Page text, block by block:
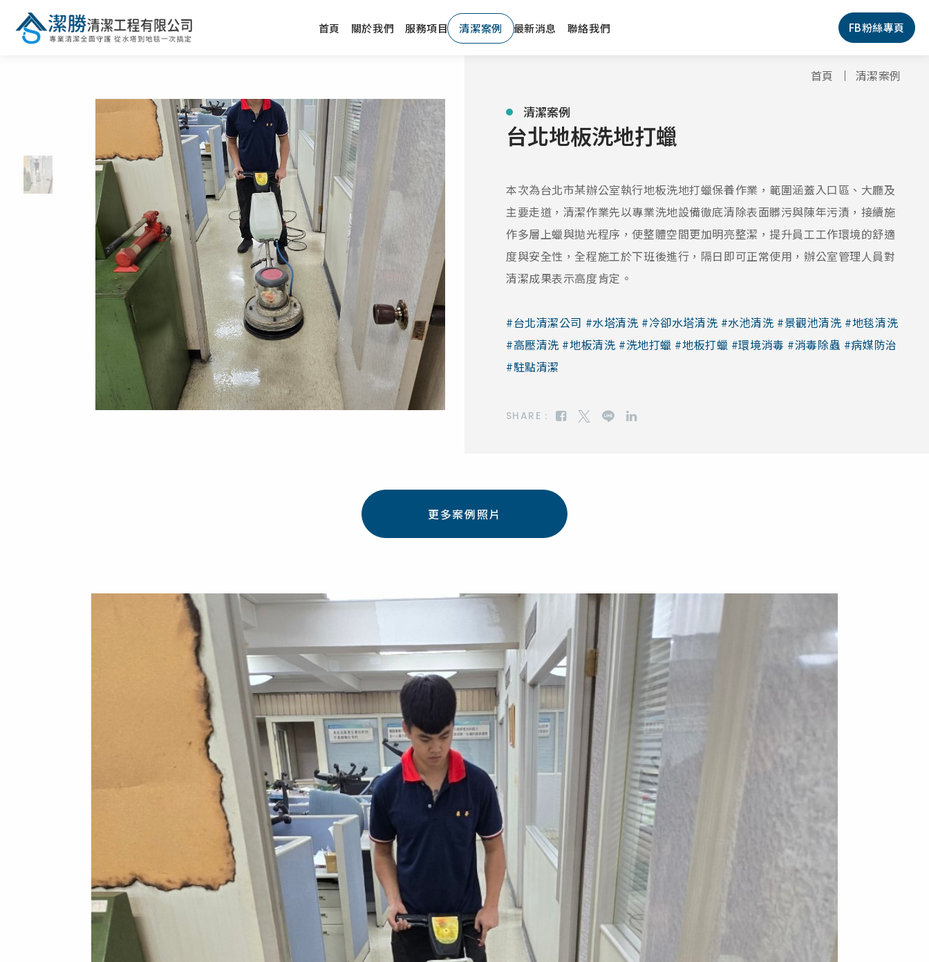
首頁 關於我們 服務項目 清潔案例 最新消息 聯絡我們 FB粉絲專頁
首頁 清潔案例
清潔案例
台北地板洗地打蠟
本次為台北市某辦公室執行地板洗地打蠟保養作業，範圍涵蓋入口區、大廳及
主要走道，清潔作業先以專業洗地設備徹底清除表面髒污與陳年污漬，接續施
作多層上蠟與拋光程序，使整體空間更加明亮整潔，提升員工工作環境的舒適
度與安全性，全程施工於下班後進行，隔日即可正常使用，辦公室管理人員對
清潔成果表示高度肯定。
#台北清潔公司 #水塔清洗 #冷卻水塔清洗 #水池清洗 #景觀池清洗 #地毯清洗
#高壓清洗 #地板清洗 #洗地打蠟 #地板打蠟 #環境消毒 #消毒除蟲 #病媒防治
#駐點清潔
SHARE：
更多案例照片
關於我們
最新消息
聯絡我們